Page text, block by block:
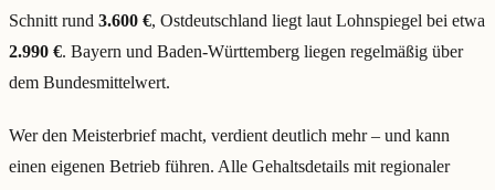
Schnitt rund 3.600 €, Ostdeutschland liegt laut Lohnspiegel bei etwa
2.990 €. Bayern und Baden-Württemberg liegen regelmäßig über
dem Bundesmittelwert.
Wer den Meisterbrief macht, verdient deutlich mehr – und kann
einen eigenen Betrieb führen. Alle Gehaltsdetails mit regionaler